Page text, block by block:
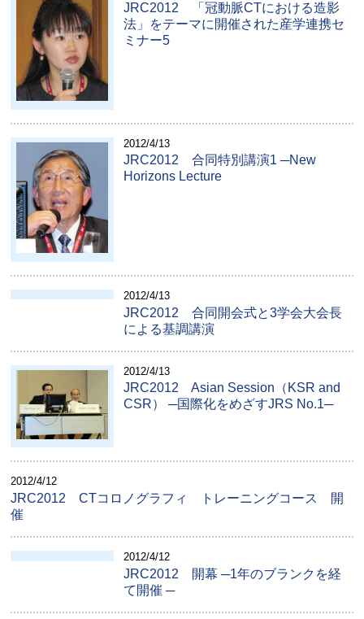
JRC2012 「冠動脈CTにおける造影
法」をテーマに開催された産学連携セ
ミナー5
2012/4/13
JRC2012 合同特別講演1 ─New
Horizons Lecture
2012/4/13
JRC2012 合同開会式と3学会大会長
による基調講演
2012/4/13
JRC2012 Asian Session（KSR and
CSR） ─国際化をめざすJRS No.1─
2012/4/12
JRC2012 CTコロノグラフィ トレーニングコース 開
催
2012/4/12
JRC2012 開幕 ─1年のブランクを経
て開催 ─